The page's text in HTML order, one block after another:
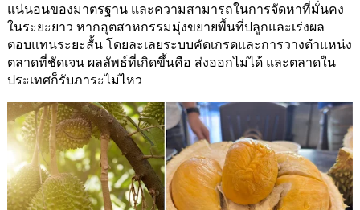
แน่นอนของมาตรฐาน และความสามารถในการจัดหาที่มั่นคง
ในระยะยาว หากอุตสาหกรรมมุ่งขยายพื้นที่ปลูกและเร่งผล
ตอบแทนระยะสั้น โดยละเลยระบบคัดเกรดและการวางตำแหน่ง
ตลาดที่ชัดเจน ผลลัพธ์ที่เกิดขึ้นคือ ส่งออกไม่ได้ และตลาดใน
ประเทศก็รับภาระไม่ไหว